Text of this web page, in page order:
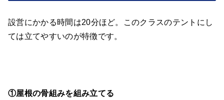
設営にかかる時間は20分ほど。このクラスのテントにし
ては立てやすいのが特徴です。
①屋根の骨組みを組み立てる